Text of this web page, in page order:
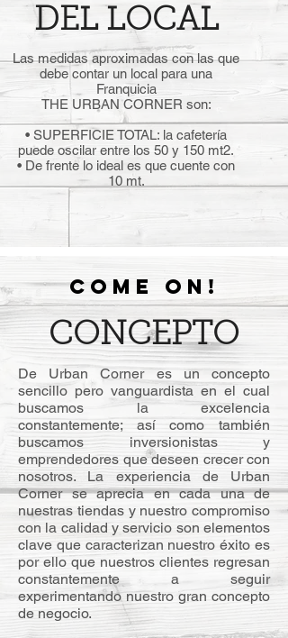
DEL LOCAL
Las medidas aproximadas con las que
debe contar un local para una
Franquicia
THE URBAN CORNER son:
• SUPERFICIE TOTAL: la cafetería
puede oscilar entre los 50 y 150 mt2.
• De frente lo ideal es que cuente con
10 mt.
COME ON!
CONCEPTO
De Urban Corner es un concepto
sencillo pero vanguardista en el cual
buscamos la excelencia
constantemente; así como también
buscamos inversionistas y
emprendedores que deseen crecer con
nosotros. La experiencia de Urban
Corner se aprecia en cada una de
nuestras tiendas y nuestro compromiso
con la calidad y servicio son elementos
clave que caracterizan nuestro éxito es
por ello que nuestros clientes regresan
constantemente a seguir
experimentando nuestro gran concepto
de negocio.